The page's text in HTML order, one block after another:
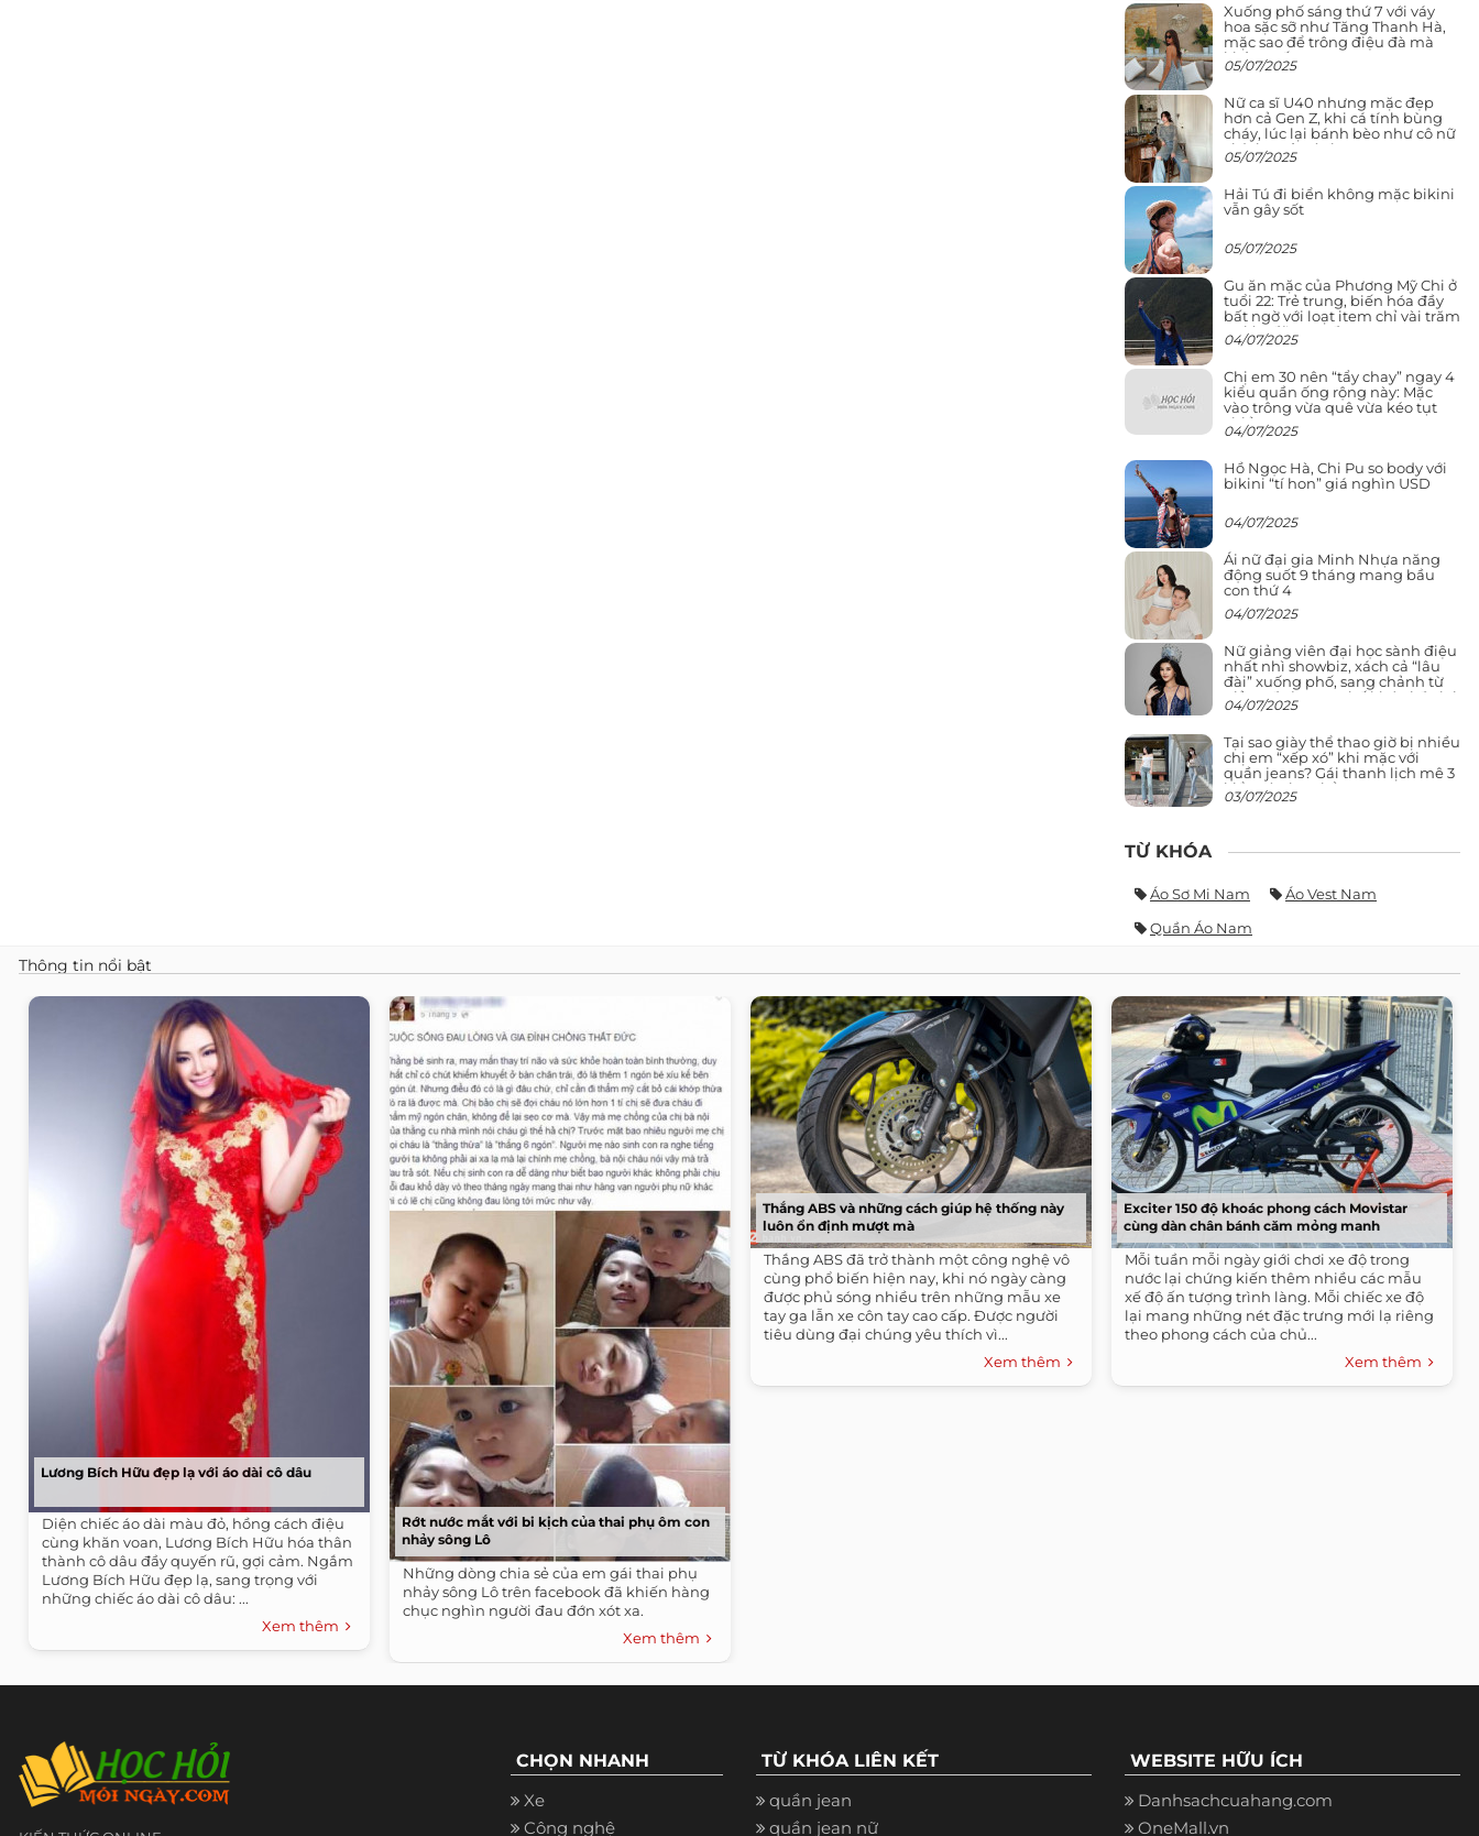
Xuống phố sáng thứ 7 với váy
hoa sặc sỡ như Tăng Thanh Hà,
mặc sao để trông điệu đà mà
không sến
05/07/2025
Nữ ca sĩ U40 nhưng mặc đẹp
hơn cả Gen Z, khi cá tính bùng
cháy, lúc lại bánh bèo như cô nữ
chính ngôn tình
05/07/2025
Hải Tú đi biển không mặc bikini
vẫn gây sốt
05/07/2025
Gu ăn mặc của Phương Mỹ Chi ở
tuổi 22: Trẻ trung, biến hóa đầy
bất ngờ với loạt item chỉ vài trăm
nghìn đã mua được
04/07/2025
Chị em 30 nên “tẩy chay” ngay 4
kiểu quần ống rộng này: Mặc
vào trông vừa quê vừa kéo tụt
chiều cao
04/07/2025
Hồ Ngọc Hà, Chi Pu so body với
bikini “tí hon” giá nghìn USD
04/07/2025
Ái nữ đại gia Minh Nhựa năng
động suốt 9 tháng mang bầu
con thứ 4
04/07/2025
Nữ giảng viên đại học sành điệu
nhất nhì showbiz, xách cả “lâu
đài” xuống phố, sang chảnh từ
giảng đường ra phố khó ai đọ lại
04/07/2025
Tại sao giày thể thao giờ bị nhiều
chị em “xếp xó” khi mặc với
quần jeans? Gái thanh lịch mê 3
kiểu này hơn hẳn
03/07/2025
TỪ KHÓA
Áo Sơ Mi Nam
Áo Vest Nam
Quần Áo Nam
Thông tin nổi bật
Lương Bích Hữu đẹp lạ với áo dài cô dâu
Diện chiếc áo dài màu đỏ, hồng cách điệu
cùng khăn voan, Lương Bích Hữu hóa thân
thành cô dâu đầy quyến rũ, gợi cảm. Ngắm
Lương Bích Hữu đẹp lạ, sang trọng với
những chiếc áo dài cô dâu: ...
Xem thêm
Rớt nước mắt với bi kịch của thai phụ ôm con
nhảy sông Lô
Những dòng chia sẻ của em gái thai phụ
nhảy sông Lô trên facebook đã khiến hàng
chục nghìn người đau đớn xót xa.
Xem thêm
Thắng ABS và những cách giúp hệ thống này
luôn ổn định mượt mà
Thắng ABS đã trở thành một công nghệ vô
cùng phổ biến hiện nay, khi nó ngày càng
được phủ sóng nhiều trên những mẫu xe
tay ga lẫn xe côn tay cao cấp. Được người
tiêu dùng đại chúng yêu thích vì...
Xem thêm
Exciter 150 độ khoác phong cách Movistar
cùng dàn chân bánh căm mỏng manh
Mỗi tuần mỗi ngày giới chơi xe độ trong
nước lại chứng kiến thêm nhiều các mẫu
xế độ ấn tượng trình làng. Mỗi chiếc xe độ
lại mang những nét đặc trưng mới lạ riêng
theo phong cách của chủ...
Xem thêm
CHỌN NHANH
Xe
Công nghệ
TỪ KHÓA LIÊN KẾT
quần jean
quần jean nữ
WEBSITE HỮU ÍCH
Danhsachcuahang.com
OneMall.vn